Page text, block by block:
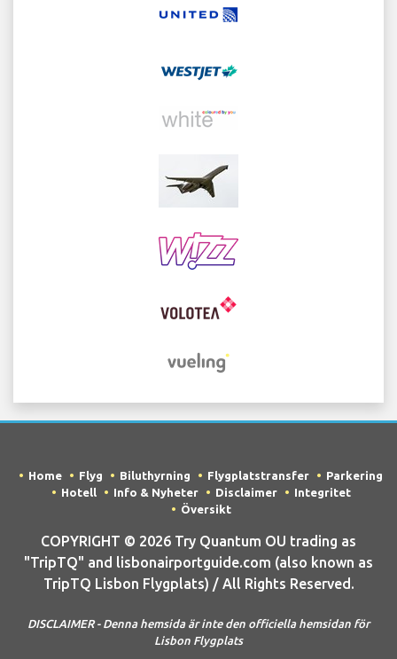
Home Flyg Biluthyrning Flygplatstransfer
Parkering
Hotell
Info & Nyheter Disclaimer
Integritet
Översikt
COPYRIGHT © 2026 Try Quantum OU trading as
"TripTQ" and lisbonairportguide.com (also known as
TripTQ Lisbon Flygplats) / All Rights Reserved.
DISCLAIMER - Denna hemsida är inte den officiella hemsidan för
Lisbon Flygplats